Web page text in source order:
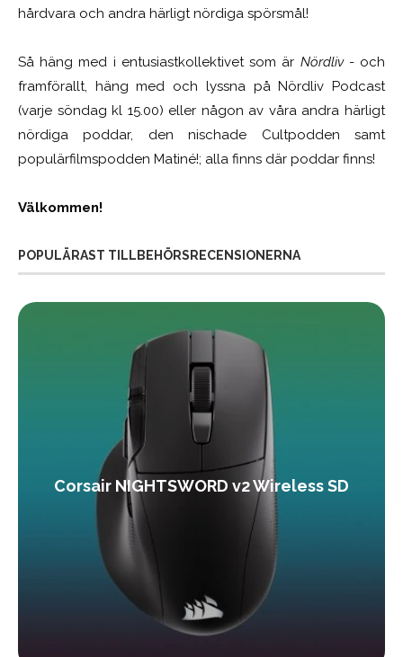
hårdvara och andra härligt nördiga spörsmål!
Så häng med i entusiastkollektivet som är Nördliv- och
framförallt, häng med och lyssna på Nördliv Podcast
(varje söndag kl 15.00) eller någon av våra andra härligt
nördiga poddar, den nischade Cultpodden samt
populärfilmspodden Matiné!; alla finns där poddar finns!
Välkommen!
POPULÄRAST TILLBEHÖRSRECENSIONERNA
Corsair NIGHTSWORD v2 Wireless SD